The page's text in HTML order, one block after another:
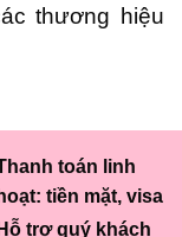
thương hiệu
toán linh
hoạt: tiền mặt, visa
Hỗ trợ quý khách